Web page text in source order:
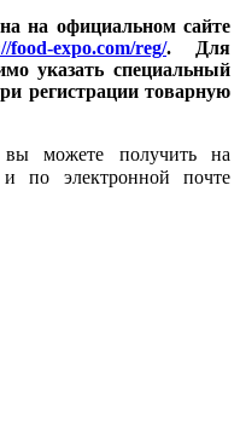
на официальном сайте
food-expo.com/reg/. Для
указать специальный
регистрации товарную
можете получить на
и по электронной почте